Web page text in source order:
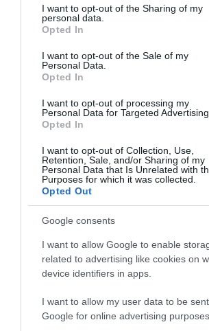
not limited to your visit or usage behaviour.
grant or deny consent to Google and its
use your data for below specified purposes
consent section.
I want to opt-out of the Sharing of my
personal data.
Opted In
I want to opt-out of the Sale of my
Personal Data.
Opted In
I want to opt-out of processing my
Personal Data for Targeted Advertising.
Opted In
I want to opt-out of Collection, Use,
Retention, Sale, and/or Sharing of my
Personal Data that Is Unrelated with
Purposes for which it was collected.
Opted Out
Google consents
I want to allow Google to enable
related to advertising like cookies on
device identifiers in apps.
I want to allow my user data to be
Google for online advertising purposes.
A Grand Canal partján fekvő
malom, kovácsműhely, laktanya és
Shackletonirányította, aki
Antarktisz-kutató
tűzvész után a fejlődés megtorpant,
része hosszú időre elhagyatottá vált.
Ez is érdekelhet!
Fel a bakancsokkal: két év
Madeira ikonikus hegyi
Az új korszak a kilencvenes évek
kezdődött, amikorTony Ryan
között zajlott, ennek során alakult ki
következetesen felépített rendszer,